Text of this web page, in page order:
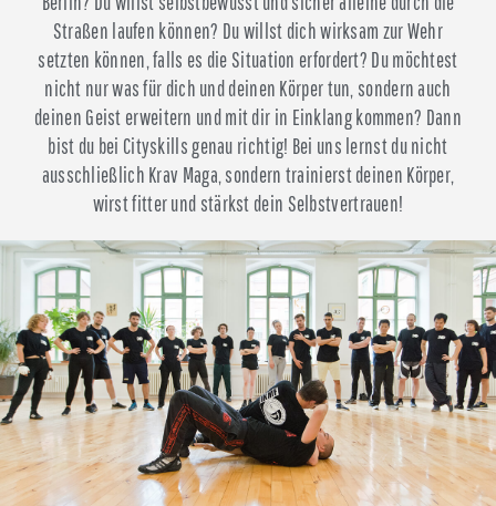
Straßen laufen können? Du willst dich wirksam zur Wehr
setzten können, falls es die Situation erfordert? Du möchtest
nicht nur was für dich und deinen Körper tun, sondern auch
deinen Geist erweitern und mit dir in Einklang kommen? Dann
bist du bei Cityskills genau richtig! Bei uns lernst du nicht
ausschließlich Krav Maga, sondern trainierst deinen Körper,
wirst fitter und stärkst dein Selbstvertrauen!